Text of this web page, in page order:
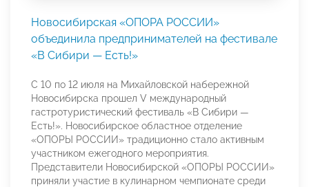
Новосибирская «ОПОРА РОССИИ»
объединила предпринимателей на фестивале
«В Сибири — Есть!»
С 10 по 12 июля на Михайловской набережной
Новосибирска прошел V международный
гастротуристический фестиваль «В Сибири —
Есть!». Новосибирское областное отделение
«ОПОРЫ РОССИИ» традиционно стало активным
участником ежегодного мероприятия.
Представители Новосибирской «ОПОРЫ РОССИИ»
приняли участие в кулинарном чемпионате среди